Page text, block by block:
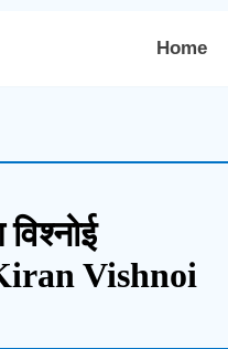
Home
Vishnoi